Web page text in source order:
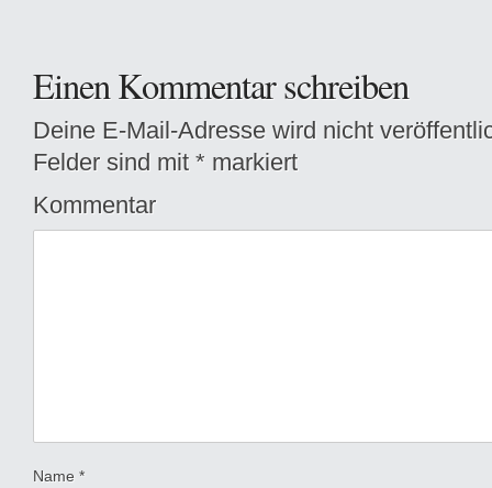
Einen Kommentar schreiben
Deine E-Mail-Adresse wird nicht
Felder sind mit * markiert
Kommentar
Name *